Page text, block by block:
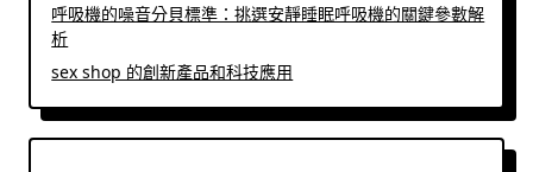
呼吸機的噪音分貝標準：挑選安靜睡眠呼吸機的關鍵參數解
析
sex shop 的創新產品和科技應用